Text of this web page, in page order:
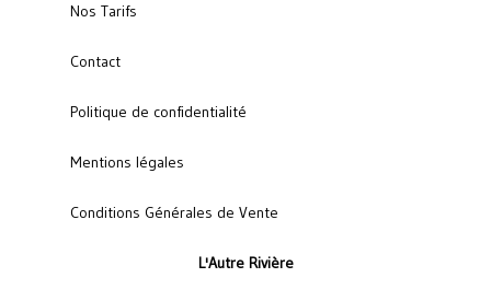
Nos Tarifs
Contact
Politique de confidentialité
Mentions légales
Conditions Générales de Vente
L'Autre Rivière